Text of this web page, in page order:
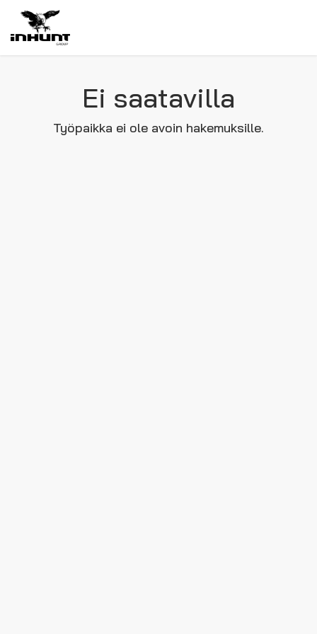
Ei saatavilla
Työpaikka ei ole avoin hakemuksille.